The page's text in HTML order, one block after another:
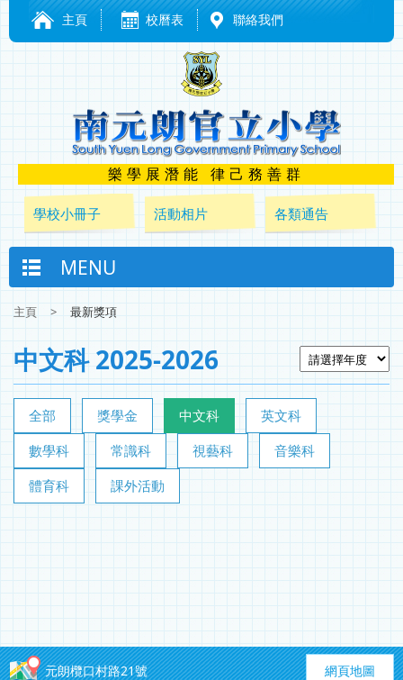
主頁 校曆表 聯絡我們
樂學展潛能 律己務善群
學校小冊子 活動相片 各類通告
MENU
主頁 > 最新獎項
中文科 2025-2026
全部 獎學金 中文科
英文科
數學科
常識科 視藝科
音樂科
體育科
課外活動
網頁地圖
元朗欖口村路21號